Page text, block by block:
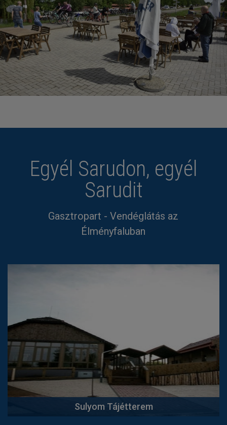
Egyél Sarudon, egyél
Sarudit
Gasztropart - Vendéglátás az
Élményfaluban
Sulyom Tájétterem